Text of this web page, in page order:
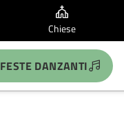
Chiese
FESTE DANZANTI